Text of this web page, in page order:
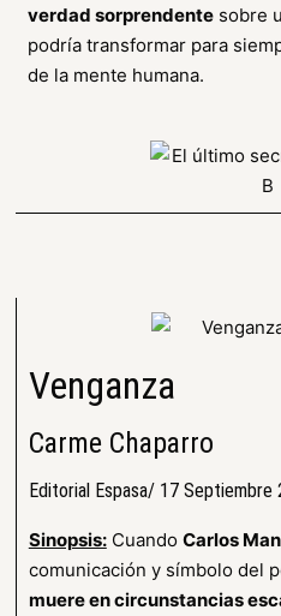
verdad sorprendentesobre
podría transformar para
de la mente humana.
Venganza
Carme Chaparro
Editorial Espasa/ 17 Septiembre
Sinopsis:Cuando Carlos
comunicación y símbolo del
muere en circunstancias